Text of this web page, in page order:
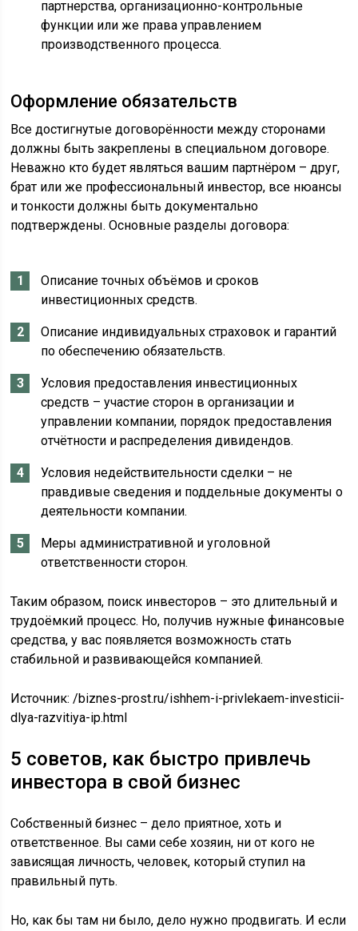
партнерства, организационно-контрольные
функции или же права управлением
производственного процесса.
Оформление обязательств
Все достигнутые договорённости между сторонами
должны быть закреплены в специальном договоре.
Неважно кто будет являться вашим партнёром – друг,
брат или же профессиональный инвестор, все нюансы
и тонкости должны быть документально
подтверждены. Основные разделы договора:
Описание точных объёмов и сроков
инвестиционных средств.
Описание индивидуальных страховок и гарантий
по обеспечению обязательств.
Условия предоставления инвестиционных
средств – участие сторон в организации и
управлении компании, порядок предоставления
отчётности и распределения дивидендов.
Условия недействительности сделки – не
правдивые сведения и поддельные документы о
деятельности компании.
Меры административной и уголовной
ответственности сторон.
Таким образом, поиск инвесторов – это длительный и
трудоёмкий процесс. Но, получив нужные финансовые
средства, у вас появляется возможность стать
стабильной и развивающейся компанией.
Источник:/biznes-prost.ru/ishhem-i-privlekaem-investicii-
dlya-razvitiya-ip.html
5 советов, как быстро привлечь
инвестора в свой бизнес
Собственный бизнес – дело приятное, хоть и
ответственное. Вы сами себе хозяин, ни от кого не
зависящая личность, человек, который ступил на
правильный путь.
Но, как бы там ни было, дело нужно продвигать. И если